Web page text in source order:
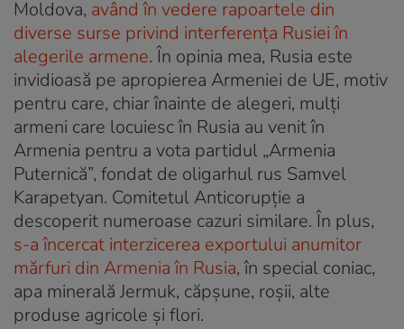
Moldova, având în vedere rapoartele din
diverse surse privind interferența Rusiei în
alegerile armene. În opinia mea, Rusia este
invidioasă pe apropierea Armeniei de UE, motiv
pentru care, chiar înainte de alegeri, mulți
armeni care locuiesc în Rusia au venit în
Armenia pentru a vota partidul „Armenia
Puternică”, fondat de oligarhul rus Samvel
Karapetyan. Comitetul Anticorupție a
descoperit numeroase cazuri similare. În plus,
s-a încercat interzicerea exportului anumitor
mărfuri din Armenia în Rusia, în special coniac,
apa minerală Jermuk, căpșune, roșii, alte
produse agricole și flori.